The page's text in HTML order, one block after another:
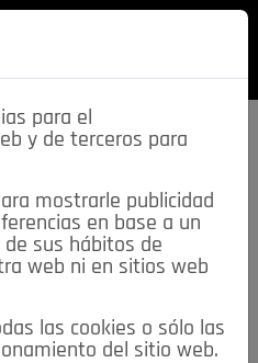
esta
REVISTA
para el
y de terceros para
mostrarle publicidad
en base a un
sus hábitos de
web ni en sitios web
las cookies o sólo las
del sitio web.